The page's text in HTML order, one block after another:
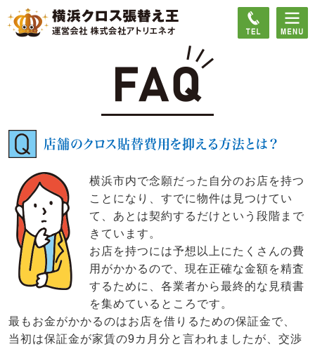
店舗のクロス貼替費用を抑える方法とは？
横浜市内で念願だった自分のお店を持つ
ことになり、すでに物件は見つけてい
て、あとは契約するだけという段階まで
きています。
お店を持つには予想以上にたくさんの費
用がかかるので、現在正確な金額を精査
するために、各業者から最終的な見積書
を集めているところです。
最もお金がかかるのはお店を借りるための保証金で、
当初は保証金が家賃の9カ月分と言われましたが、交渉